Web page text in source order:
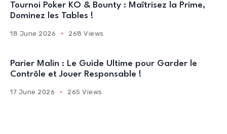
Tournoi Poker KO & Bounty : Maîtrisez la Prime,
Dominez les Tables !
18 June 2026 268 Views
Parier Malin : Le Guide Ultime pour Garder le
Contrôle et Jouer Responsable !
17 June 2026 265 Views